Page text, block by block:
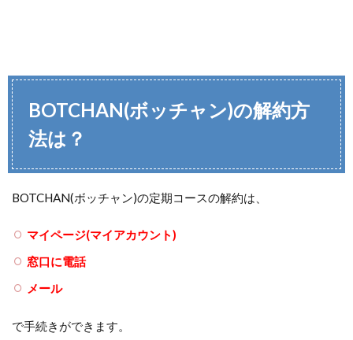
BOTCHAN(ボッチャン)の解約方
法は？
BOTCHAN(ボッチャン)の定期コースの解約は、
マイページ(マイアカウント)
窓口に電話
メール
で手続きができます。